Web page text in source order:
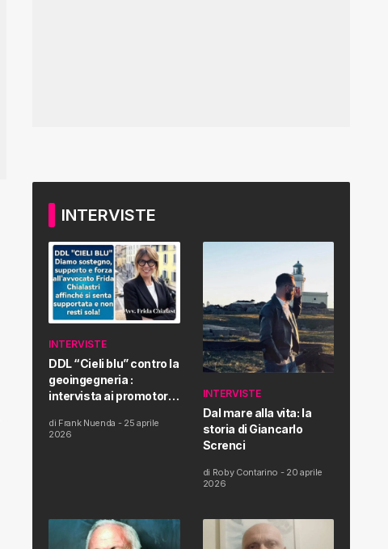
INTERVISTE
INTERVISTE
DDL “Cieli blu” contro la
geoingegneria :
intervista ai promotori
Proposta di Legge
di Frank Nuenda - 25 aprile
2026
INTERVISTE
Dal mare alla vita: la
storia di Giancarlo
Screnci
di Roby Contarino - 20 aprile
2026